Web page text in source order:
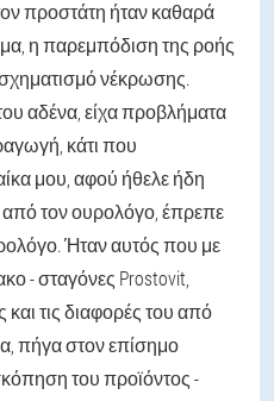
προστάτη ήταν καθαρά
η παρεμπόδιση της ροής
νέκρωσης.
αδένα, είχα προβλήματα
κάτι που
μου, αφού ήθελε ήδη
από τον ουρολόγο, έπρεπε
Ήταν αυτός που με
- σταγόνες Prostovit,
και τις διαφορές του από
πήγα στον επίσημο
του προϊόντος -